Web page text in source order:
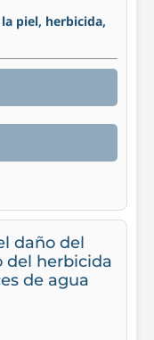
piel, herbicida,
daño del
del herbicida
de agua